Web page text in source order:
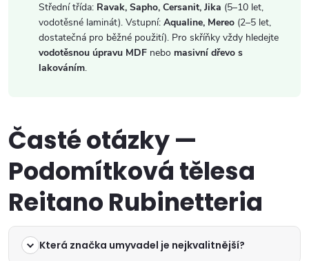
Střední třída: Ravak, Sapho, Cersanit, Jika (5–10 let,
vodotěsné laminát). Vstupní: Aqualine, Mereo (2–5 let,
dostatečná pro běžné použití). Pro skříňky vždy hledejte
vodotěsnou úpravu MDF nebo masivní dřevo s
lakováním.
Časté otázky —
Podomítková tělesa
Reitano Rubinetteria
Která značka umyvadel je nejkvalitnější?